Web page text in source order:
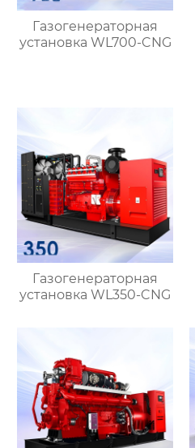
Газогенераторная
установка WL700-CNG
Газогенераторная
установка WL350-CNG